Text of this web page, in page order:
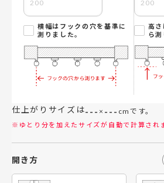
地をつ
いのか
ちらへ
寧で信
ーダー
く、配
引っ越
ができ
やましなさん
んが緑色カーテンが欲しい！
との希望だったので、モヒー
合いで、お部屋が明るくな
り、安眠できそうな寝室にな
りました。 防炎加工もついて
いるカーテンなので安心で
すずさ
カーテ
を購入
印象が
色々と
り着き
な値段
横幅はフックの穴を基準に
測りました。
高
ら測
仕上がりサイズは--- × --- cmです。
※ゆとり分を加えたサイズが自動で計算され
開き方